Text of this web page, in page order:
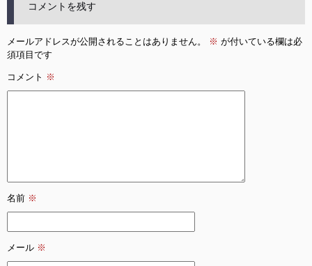
コメントを残す
メールアドレスが公開されることはありません。 ※ が付いている欄は必
須項目です
コメント ※
名前 ※
メール ※